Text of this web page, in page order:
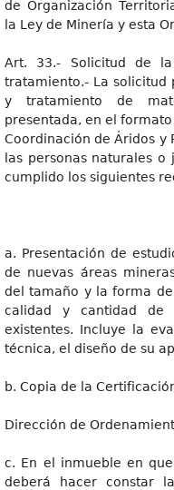
de Organización
la Ley de Minería y esta
Art. 33.- Solicitud de
tratamiento.- La solicitud
y tratamiento de
presentada, en el
Coordinación de Áridos y
las personas naturales
cumplido los siguientes
a. Presentación de
de nuevas áreas
del tamaño y la forma
calidad y cantidad de
existentes. Incluye la
técnica, el diseño de su
b. Copia de la
Dirección de
c. En el inmueble en
deberá hacer constar